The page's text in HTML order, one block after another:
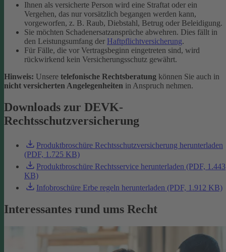
Ihnen als versicherte Person wird eine Straftat oder ein
Vergehen, das nur vorsätzlich begangen werden kann,
vorgeworfen, z. B. Raub, Diebstahl, Betrug oder Beleidigung.
Sie möchten Schadenersatzansprüche abwehren. Dies fällt in
den Leistungsumfang der Haftpflichtversicherung.
Für Fälle, die vor Vertragsbeginn eingetreten sind, wird
rückwirkend kein Versicherungsschutz gewährt.
Hinweis: Unsere telefonische Rechtsberatung können Sie auch in
nicht versicherten Angelegenheiten in Anspruch nehmen.
Downloads zur DEVK-
Rechtsschutzversicherung
Produktbroschüre Rechtsschutzversicherung herunterladen
(PDF, 1.725 KB)
Produktbroschüre Rechtsservice herunterladen (PDF, 1.443
KB)
Infobroschüre Erbe regeln herunterladen (PDF, 1.912 KB)
Interessantes rund ums Recht